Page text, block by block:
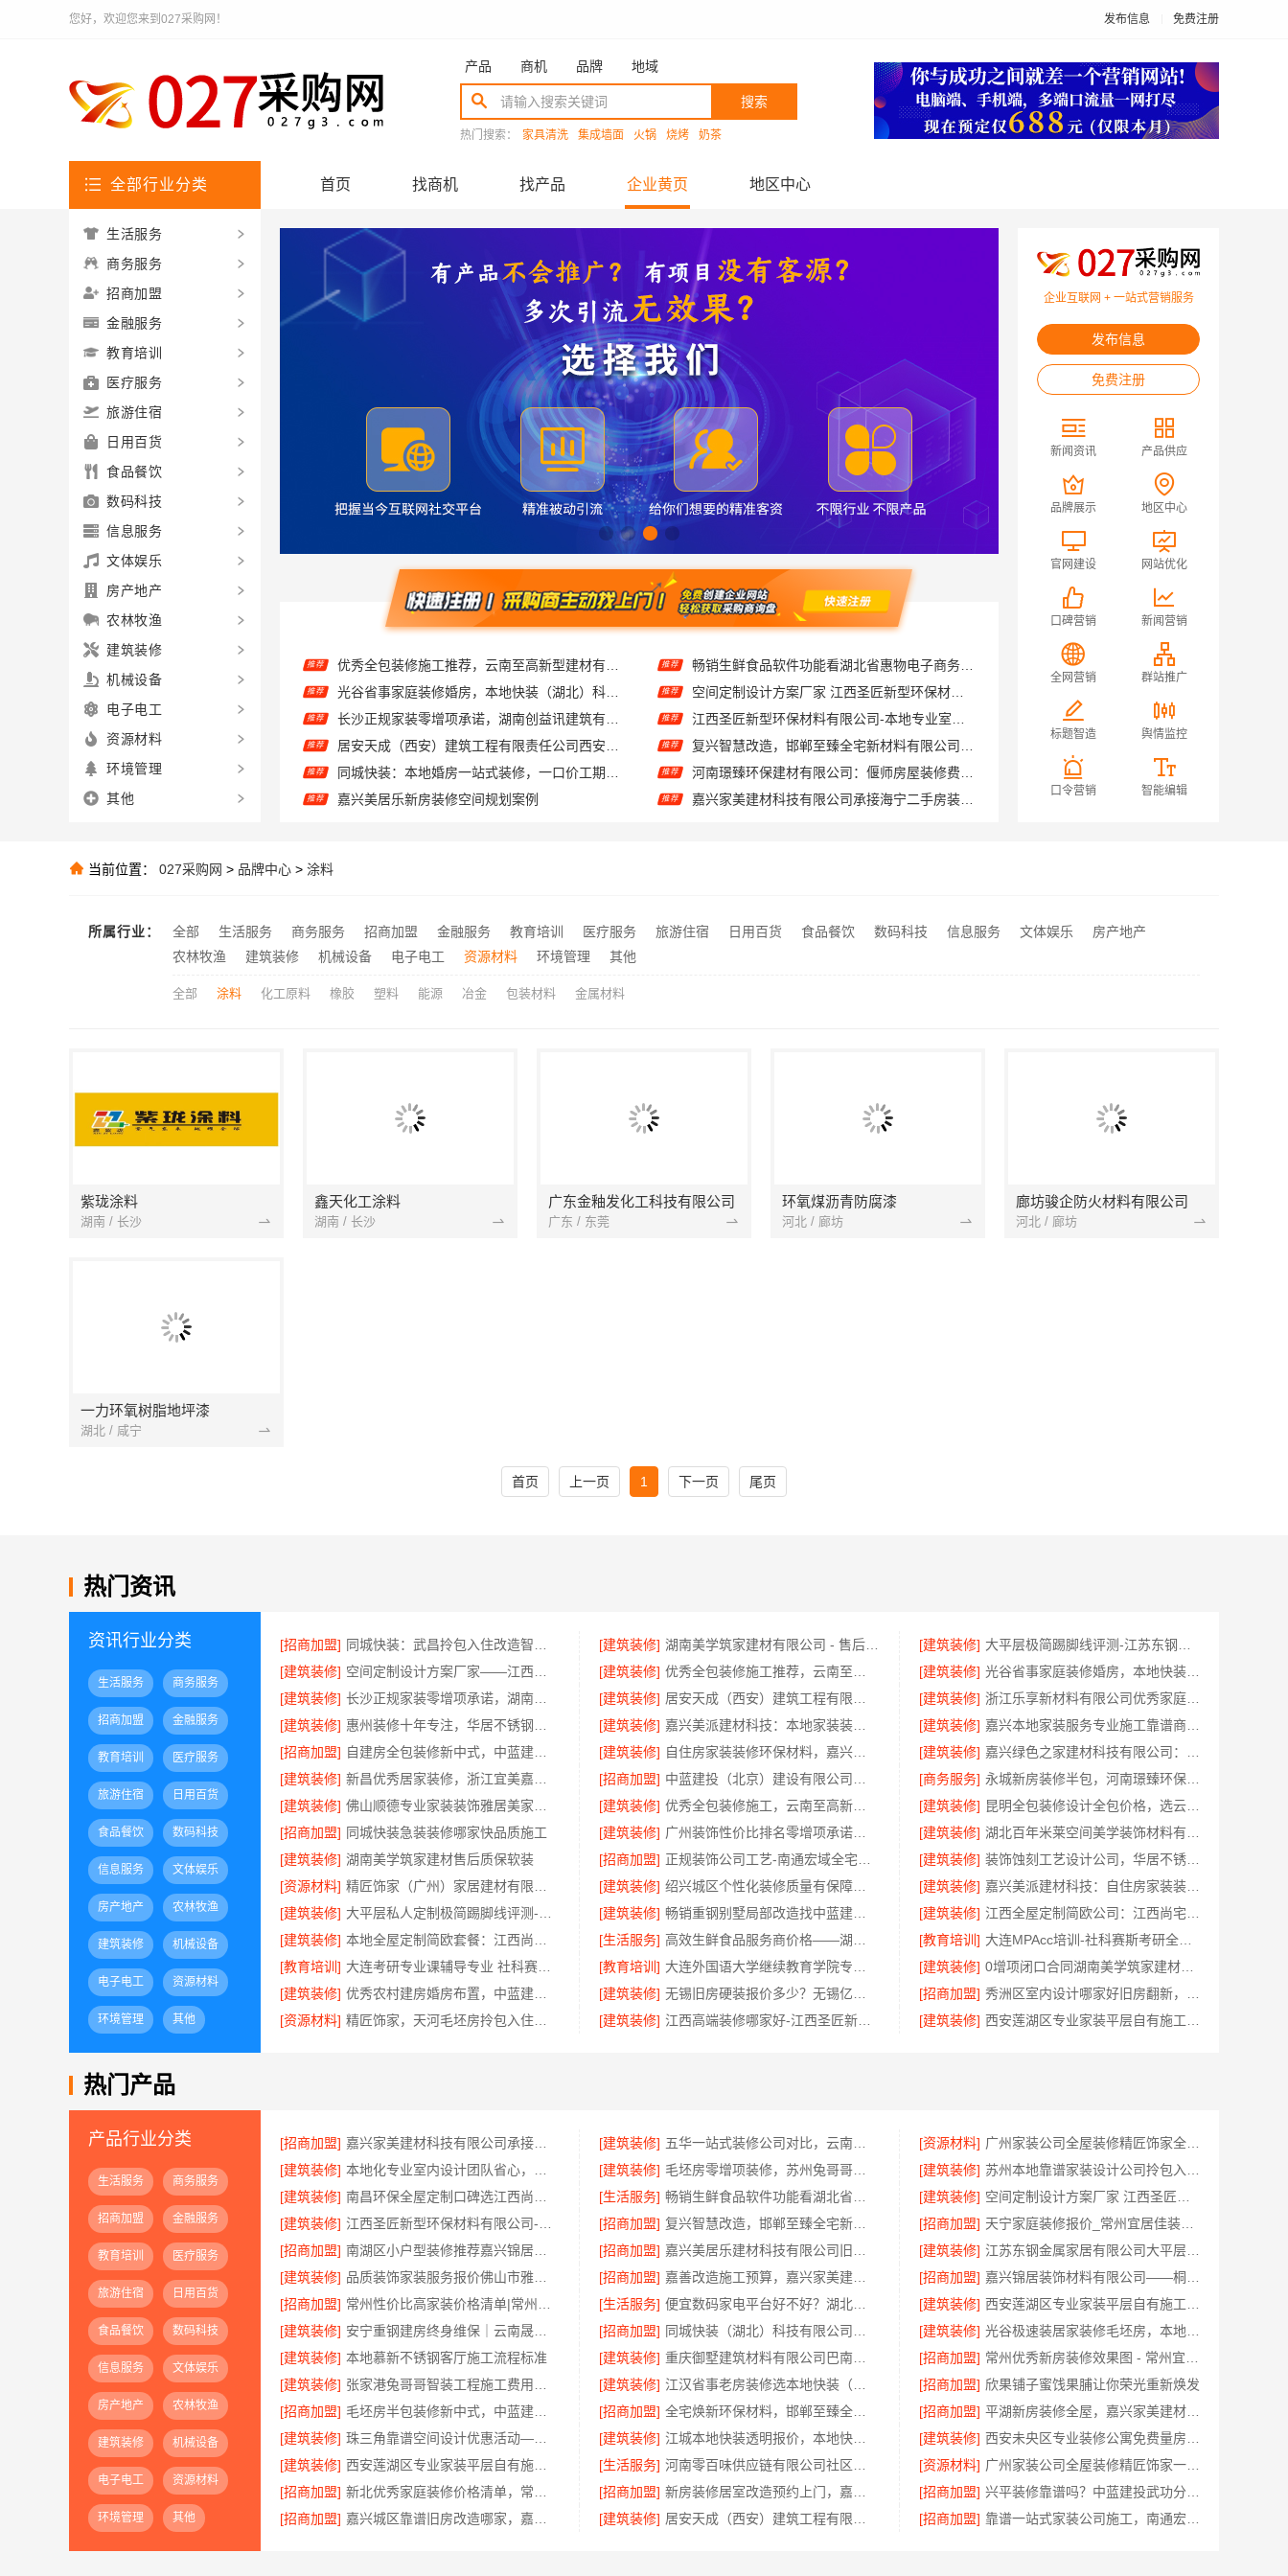
您好，欢迎您来到027采购网！ 发布信息 免费注册
产品 商机 品牌 地域
搜索
热门搜索： 家具清洗 集成墙面 火锅 烧烤 奶茶
全部行业分类 首页 找商机 找产品 企业黄页 地区中心
推荐 光谷省事家庭装修婚房，本地快装（湖北）科技有限公司环保材料环保入住
推荐 长沙正规家装零增项承诺，湖南创益讯建筑有限公司
推荐 居安天成（西安）建筑工程有限责任公司西安雁塔区一站式家装设计刚需房售后完善
推荐 同城快装：本地婚房一站式装修，一口价工期有保障
推荐 嘉兴美居乐新房装修空间规划案例
推荐 家庭装修个性定制收费标准顶派全铝高端定制
推荐
空间定制设计方案厂家——江西圣匠新型环保材料有限公司
推荐 空间定制设计方案厂家 江西圣匠新型环保材料有限公司
推荐 江西圣匠新型环保材料有限公司-本地专业室内装修核心优势
推荐 复兴智慧改造，邯郸至臻全宅新材料有限公司重塑空间美学
推荐 河南璟臻环保建材有限公司：偃师房屋装修费用参考
推荐 嘉兴家美建材科技有限公司承接海宁二手房装潢施工
推荐 五华一站式装修公司对比，云南至高新型建材有限公司值得选择
南昌环保全屋定制口碑选江西尚宅尚品新型环保材料有限公司
企业互联网 + 一站式营销服务
发布信息
免费注册
新闻资讯 产品供应
品牌展示 地区中心
官网建设 网站优化
口碑营销 新闻营销
全网营销 群站推广
标题智造 舆情监控
口令营销 智能编辑
生活服务
商务服务
招商加盟
金融服务
教育培训
医疗服务
旅游住宿
日用百货
食品餐饮
数码科技
信息服务
文体娱乐
房产地产
农林牧渔
建筑装修
机械设备
电子电工
资源材料
环境管理
其他
当前位置： 027采购网 > 品牌中心 > 涂料
所属行业： 全部 生活服务 商务服务 招商加盟 金融服务 教育培训 医疗服务 旅游住宿 日用百货 食品餐饮 数码科技 信息服务 文体娱乐
房产地产
农林牧渔
建筑装修 机械设备 电子电工 资源材料 环境管理 其他
全部 涂料 化工原料 橡胶 塑料 能源 冶金 包装材料 金属材料
紫珑涂料
湖南 / 长沙
鑫天化工涂料
湖南 / 长沙
广东金釉发化工科技有限公司
广东 / 东莞
环氧煤沥青防腐漆
河北 / 廊坊
廊坊骏企防火材料有限公司
河北 / 廊坊
一力环氧树脂地坪漆
湖北 / 咸宁
首页 上一页 1 下一页 尾页
热门资讯
资讯行业分类
生活服务 商务服务
招商加盟 金融服务
教育培训 医疗服务
旅游住宿 日用百货
食品餐饮 数码科技
信息服务 文体娱乐
房产地产 农林牧渔
建筑装修 机械设备
电子电工 资源材料
环境管理 其他
[招商加盟] [建筑装修] [建筑装修]
[建筑装修]
[建筑装修] [建筑装修]
光谷省事家庭装修婚房，本地快装（湖北）科技有限公司环保材料环保入住
[建筑装修]
[建筑装修] [建筑装修]
浙江乐享新材料有限公司优秀家庭装潢家装基础工程施工案例
[建筑装修]
[建筑装修] [建筑装修]
[招商加盟]
[建筑装修] [建筑装修]
[建筑装修]
[招商加盟] [商务服务]
永城新房装修半包，河南璟臻环保建材有限公司透明省心
[建筑装修]
[建筑装修] [建筑装修]
昆明全包装修设计全包价格，选云南至高新型建材有限公司
[招商加盟] 同城快装急装装修哪家快品质施工 [建筑装修] [建筑装修]
[建筑装修] 湖南美学筑家建材售后质保软装 [招商加盟] [建筑装修]
装饰蚀刻工艺设计公司，华居不锈钢定制独特风格
[资源材料]
[建筑装修] [建筑装修]
嘉兴美派建材科技：自住房家装装修环保材料优选商
[建筑装修]
[建筑装修] [建筑装修]
[建筑装修]
[生活服务] [教育培训]
大连MPAcc培训-社科赛斯考研全年魔鬼集训营
[教育培训]
[教育培训] [建筑装修]
0增项闭口合同湖南美学筑家建材有限公司局部改造
[建筑装修]
[建筑装修] [招商加盟]
[资源材料]
[建筑装修] [建筑装修]
热门产品
产品行业分类
生活服务 商务服务
招商加盟 金融服务
教育培训 医疗服务
旅游住宿 日用百货
食品餐饮 数码科技
信息服务 文体娱乐
房产地产 农林牧渔
建筑装修 机械设备
电子电工 资源材料
环境管理 其他
[招商加盟] [建筑装修] [资源材料]
广州家装公司全屋装修精匠饰家全铝家居生态家
[建筑装修]
[建筑装修] [建筑装修]
[建筑装修]
[生活服务] [建筑装修]
[建筑装修]
[招商加盟] [招商加盟]
天宁家庭装修报价_常州宜居佳装饰工程有限公司
[招商加盟]
[招商加盟] [建筑装修]
江苏东钢金属家居有限公司大平层私人定制极简踢脚线评测
[建筑装修]
[招商加盟] [招商加盟]
[招商加盟]
[生活服务] [建筑装修]
[建筑装修]
[招商加盟] [建筑装修]
[建筑装修] 本地慕新不锈钢客厅施工流程标准 [建筑装修] [招商加盟]
[建筑装修]
[建筑装修] [招商加盟] 欣果铺子蜜饯果脯让你荣光重新焕发
[招商加盟]
[招商加盟] [招商加盟]
平湖新房装修全屋，嘉兴家美建材科技有限公司一站式全包
[建筑装修]
[建筑装修] [建筑装修]
[建筑装修]
[生活服务] [资源材料]
广州家装公司全屋装修精匠饰家一站式服务
[招商加盟]
[招商加盟] [招商加盟]
[招商加盟]
[建筑装修] [招商加盟]